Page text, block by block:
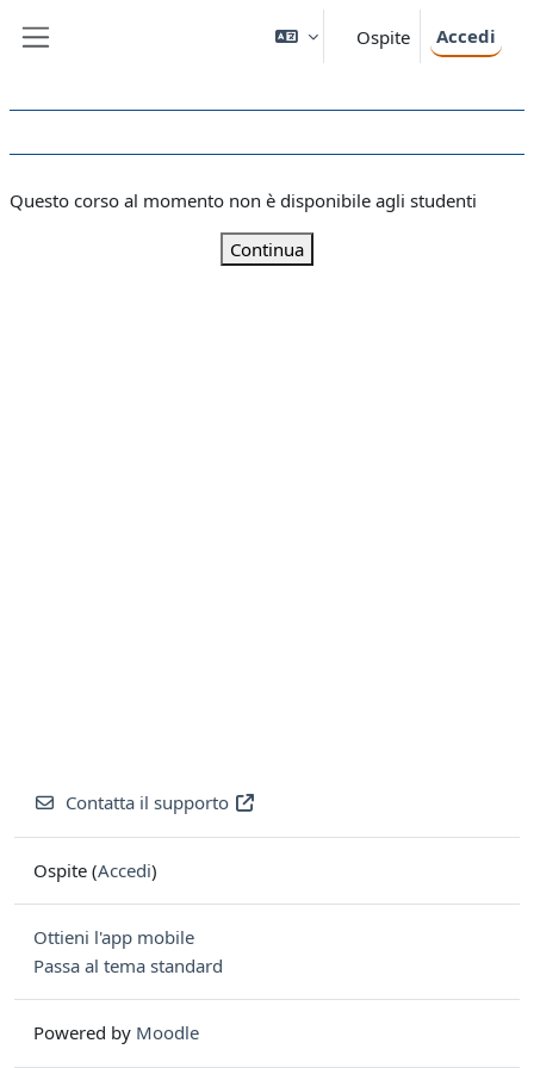
Ospite Accedi
Questo corso al momento non è disponibile agli studenti
Continua
Contatta il supporto
Ospite (Accedi)
Ottieni l'app mobile
Passa al tema standard
Powered by Moodle